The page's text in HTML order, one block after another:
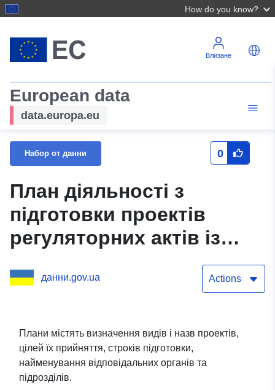
How do you know?
Влизане
European data
data.europa.eu
Набор от данни 0
План діяльності з
підготовки проектів
регуляторних актів із
зазначенням видів і назв
проектів, цілей їх
підготовки проектів,
найменування органів і
підрозділів,
данни.gov.ua Actions
Плани містять визначення видів і назв проектів,
цілей їх прийняття, строків підготовки,
найменування відповідальних органів та
підрозділів.